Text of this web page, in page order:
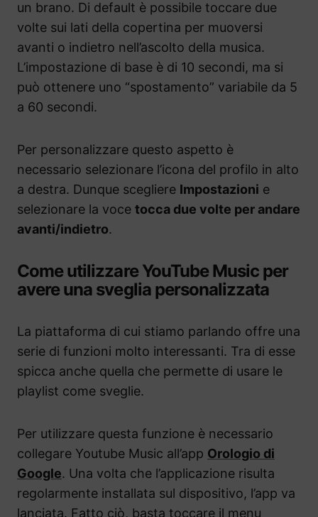
un brano. Di default è possibile toccare due
volte sui lati della copertina per muoversi
avanti o indietro nell’ascolto della musica.
L’impostazione di base è di 10 secondi, ma si
può ottenere uno “spostamento” variabile da 5
a 60 secondi.
Per personalizzare questo aspetto è
necessario selezionare l’icona del profilo in alto
a destra. Dunque scegliere Impostazioni e
selezionare la voce tocca due volte per andare
avanti/indietro.
Come utilizzare YouTube Music per
avere una sveglia personalizzata
La piattaforma di cui stiamo parlando offre una
serie di funzioni molto interessanti. Tra di esse
spicca anche quella che permette di usare le
playlist come sveglie.
Per utilizzare questa funzione è necessario
collegare Youtube Music all’app Orologio di
Google. Una volta che l’applicazione risulta
regolarmente installata sul dispositivo, l’app va
lanciata. Fatto ciò, basta toccare il menu